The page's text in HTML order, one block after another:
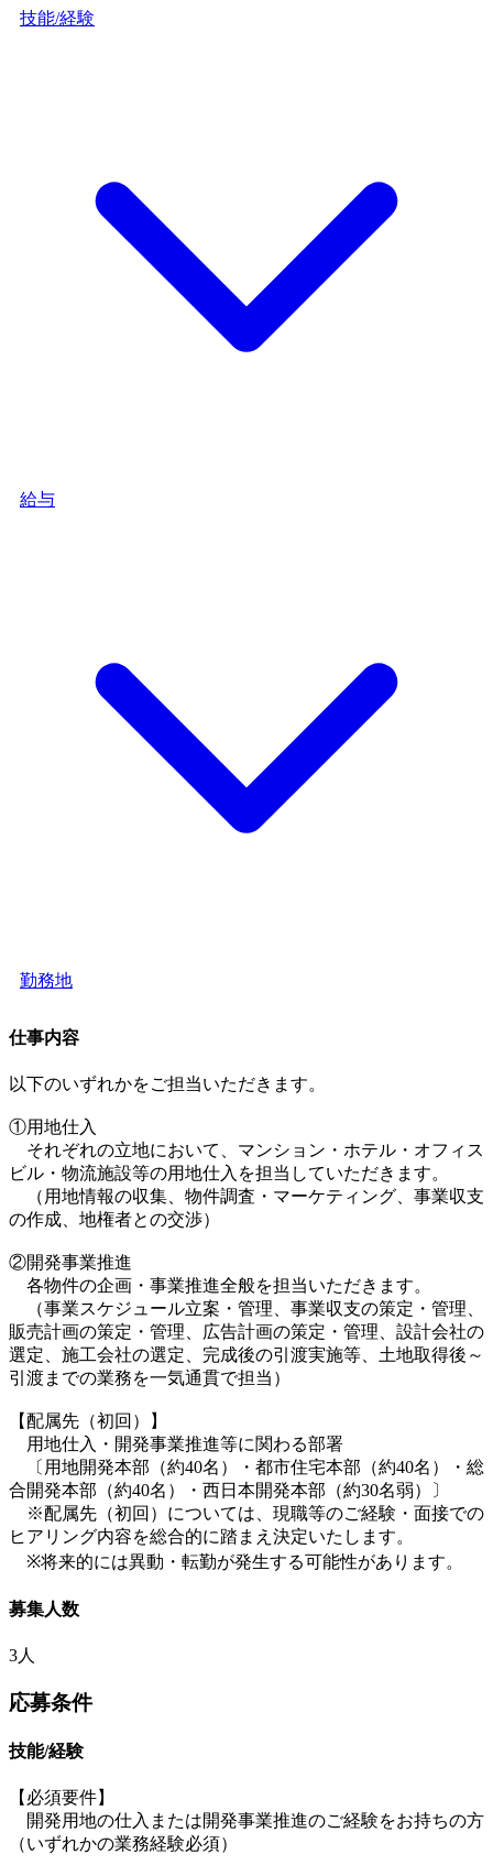
技能/経験
給与
勤務地
仕事内容
以下のいずれかをご担当いただきます。
①用地仕入
それぞれの立地において、マンション・ホテル・オフィス
ビル・物流施設等の用地仕入を担当していただきます。
（用地情報の収集、物件調査・マーケティング、事業収支
の作成、地権者との交渉）
②開発事業推進
各物件の企画・事業推進全般を担当いただきます。
（事業スケジュール立案・管理、事業収支の策定・管理、
販売計画の策定・管理、広告計画の策定・管理、設計会社の
選定、施工会社の選定、完成後の引渡実施等、土地取得後～
引渡までの業務を一気通貫で担当）
【配属先（初回）】
用地仕入・開発事業推進等に関わる部署
〔用地開発本部（約40名）・都市住宅本部（約40名）・総
合開発本部（約40名）・西日本開発本部（約30名弱）〕
※配属先（初回）については、現職等のご経験・面接での
ヒアリング内容を総合的に踏まえ決定いたします。
※将来的には異動・転勤が発生する可能性があります。
募集人数
3人
応募条件
技能/経験
【必須要件】
開発用地の仕入または開発事業推進のご経験をお持ちの方
（いずれかの業務経験必須）